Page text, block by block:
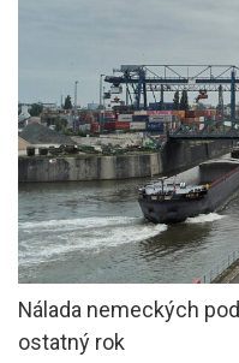
Nálada nemeckých
ostatný rok